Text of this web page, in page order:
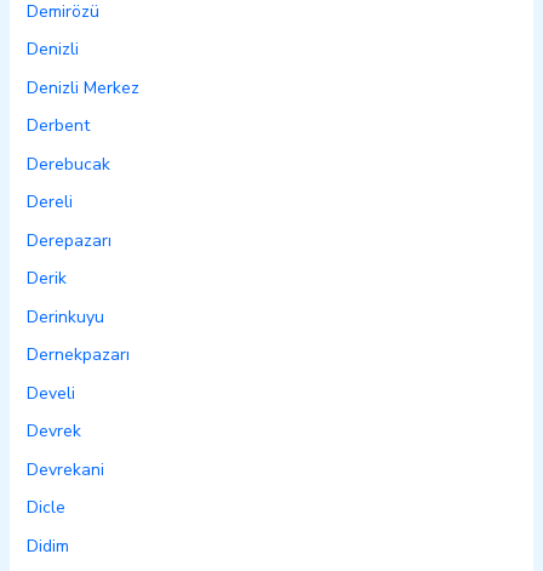
Demirözü
Denizli
Denizli Merkez
Derbent
Derebucak
Dereli
Derepazarı
Derik
Derinkuyu
Dernekpazarı
Develi
Devrek
Devrekani
Dicle
Didim